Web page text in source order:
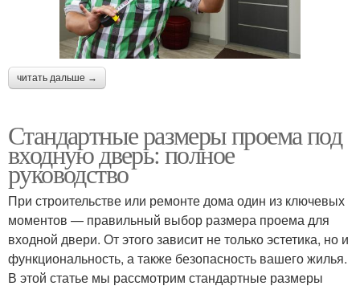
читать дальше →
Стандартные размеры проема под
входную дверь: полное
руководство
При строительстве или ремонте дома один из ключевых
моментов — правильный выбор размера проема для
входной двери. От этого зависит не только эстетика, но и
функциональность, а также безопасность вашего жилья.
В этой статье мы рассмотрим стандартные размеры